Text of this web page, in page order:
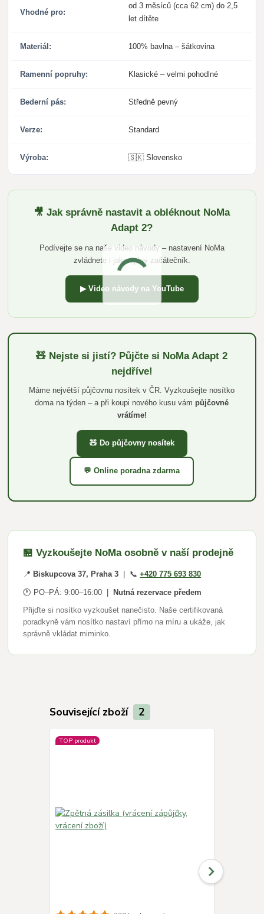
Vhodné pro:
od 3 měsíců (cca 62 cm) do 2,5
let dítěte
Materiál: 100% bavlna – šátkovina
Ramenní popruhy: Klasické – velmi pohodlné
Bederní pás: Středně pevný
Verze: Standard
Výroba: 🇸🇰 Slovensko
🎥 Jak správně nastavit a obléknout NoMa
Adapt 2?
Podívejte se na naše video návody – nastavení NoMa
zvládnete i jako úplný začátečník.
▶ Video návody na YouTube
🧸 Nejste si jistí? Půjčte si NoMa Adapt 2
nejdříve!
Máme největší půjčovnu nosítek v ČR. Vyzkoušejte nosítko
doma na týden – a při koupi nového kusu vám půjčovné
vrátíme!
🧸 Do půjčovny nosítek
💬 Online poradna zdarma
🏪 Vyzkoušejte NoMa osobně v naší prodejně
📍 Biskupcova 37, Praha 3 | 📞+420 775 693 830
🕐 PO–PÁ: 9:00–16:00 | Nutná rezervace předem
Přijďte si nosítko vyzkoušet nanečisto. Naše certifikovaná
poradkyně vám nosítko nastaví přímo na míru a ukáže, jak
správně vkládat miminko.
Související zboží 2
TOP produkt